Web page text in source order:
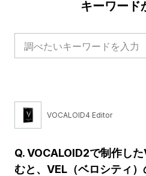
キーワード
VOCALOID4 Editor
Q. VOCALOID2で制作し
むと、VEL（ベロシティ